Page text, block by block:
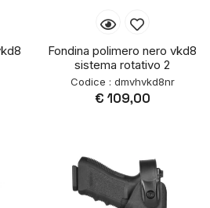
Fondina polimero nero vkd8
sistema rotativo 2
Codice : dmvhvkd8nr
€ 109,00